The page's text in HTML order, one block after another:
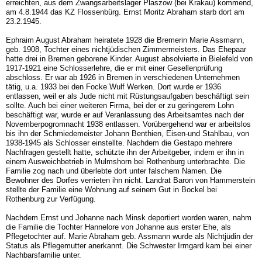
erreichten, aus dem Zwangsarbeitslager Plaszow (bei Krakau) kommend,
am 4.8.1944 das KZ Flossenbürg. Ernst Moritz Abraham starb dort am
23.2.1945.
Ephraim August Abraham heiratete 1928 die Bremerin Marie Assmann,
geb. 1908, Tochter eines nichtjüdischen Zimmermeisters. Das Ehepaar
hatte drei in Bremen geborene Kinder. August absolvierte in Bielefeld von
1917-1921 eine Schlosserlehre, die er mit einer Gesellenprüfung
abschloss. Er war ab 1926 in Bremen in verschiedenen Unternehmen
tätig, u.a. 1933 bei den Focke Wulf Werken. Dort wurde er 1936
entlassen, weil er als Jude nicht mit Rüstungsaufgaben beschäftigt sein
sollte. Auch bei einer weiteren Firma, bei der er zu geringerem Lohn
beschäftigt war, wurde er auf Veranlassung des Arbeitsamtes nach der
Novemberpogromnacht 1938 entlassen. Vorübergehend war er arbeitslos
bis ihn der Schmiedemeister Johann Benthien, Eisen-und Stahlbau, von
1938-1945 als Schlosser einstellte. Nachdem die Gestapo mehrere
Nachfragen gestellt hatte, schützte ihn der Arbeitgeber, indem er ihn in
einem Ausweichbetrieb in Mulmshorn bei Rothenburg unterbrachte. Die
Familie zog nach und überlebte dort unter falschem Namen. Die
Bewohner des Dorfes verrieten ihn nicht. Landrat Baron von Hammerstein
stellte der Familie eine Wohnung auf seinem Gut in Bockel bei
Rothenburg zur Verfügung.
Nachdem Ernst und Johanne nach Minsk deportiert worden waren, nahm
die Familie die Tochter Hannelore von Johanne aus erster Ehe, als
Pflegetochter auf. Marie Abraham geb. Assmann wurde als Nichtjüdin der
Status als Pflegemutter anerkannt. Die Schwester Irmgard kam bei einer
Nachbarsfamilie unter.